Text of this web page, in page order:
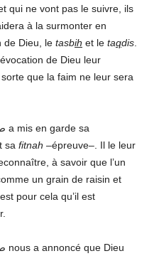
qui ne vont pas le suivre, ils
à la surmonter en
de Dieu, le tasbih et le taqdis
de Dieu leur
que la faim ne leur sera
sa fitnah –épreuve–. Il le leur
à savoir que l’un
un grain de raisin et
pour cela qu’il est